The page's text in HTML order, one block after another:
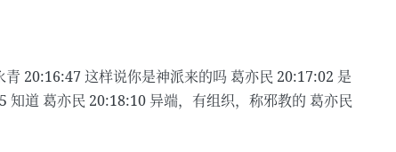
20:16:47 这样说你是神派来的吗 葛亦民 20:17:02 是
道 葛亦民 20:18:10 异端，有组织，称邪教的 葛亦民